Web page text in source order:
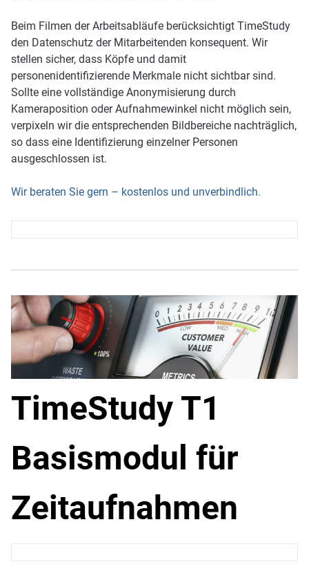
Beim Filmen der Arbeitsabläufe berücksichtigt TimeStudy
den Datenschutz der Mitarbeitenden konsequent. Wir
stellen sicher, dass Köpfe und damit
personenidentifizierende Merkmale nicht sichtbar sind.
Sollte eine vollständige Anonymisierung durch
Kameraposition oder Aufnahmewinkel nicht möglich sein,
verpixeln wir die entsprechenden Bildbereiche nachträglich,
so dass eine Identifizierung einzelner Personen
ausgeschlossen ist.
Wir beraten Sie gern – kostenlos und unverbindlich.
TimeStudy T1
Basismodul für
Zeitaufnahmen